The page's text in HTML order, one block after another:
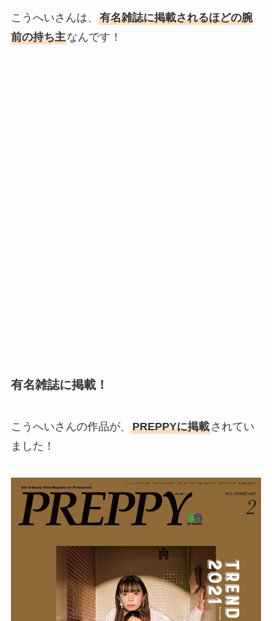
こうへいさんは、 有名雑誌に掲載されるほどの腕
前の持ち主なんです！
有名雑誌に掲載！
こうへいさんの作品が、 PREPPYに掲載されてい
ました！